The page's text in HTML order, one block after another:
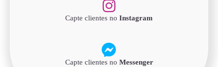
Capte clientes no Instagram
Capte clientes no Messenger